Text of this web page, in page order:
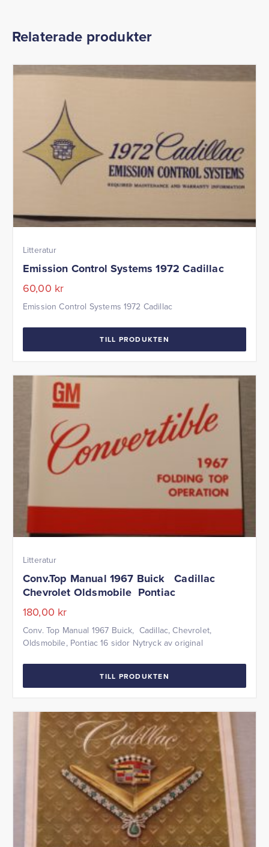
Relaterade produkter
Litteratur
Emission Control Systems 1972 Cadillac
60,00 kr
Emission Control Systems 1972 Cadillac
TILL PRODUKTEN
Litteratur
Conv.Top Manual 1967 Buick Cadillac
Chevrolet Oldsmobile Pontiac
180,00 kr
Conv. Top Manual 1967 Buick, Cadillac, Chevrolet,
Oldsmobile, Pontiac 16 sidor Nytryck av original
TILL PRODUKTEN